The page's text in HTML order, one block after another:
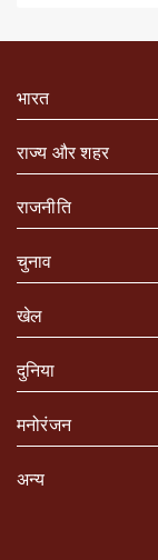
भारत
राज्य और शहर
राजनीति
चुनाव
खेल
दुनिया
मनोरंजन
अन्य